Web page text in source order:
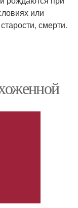
или
смерти.